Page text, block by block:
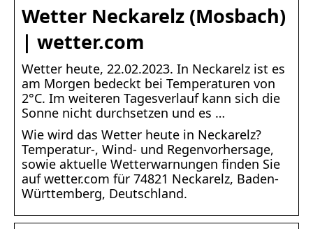
Wetter Neckarelz (Mosbach)
| wetter.com
Wetter heute, 22.02.2023. In Neckarelz ist es
am Morgen bedeckt bei Temperaturen von
2°C. Im weiteren Tagesverlauf kann sich die
Sonne nicht durchsetzen und es …
Wie wird das Wetter heute in Neckarelz?
Temperatur-, Wind- und Regenvorhersage,
sowie aktuelle Wetterwarnungen finden Sie
auf wetter.com für 74821 Neckarelz, Baden-
Württemberg, Deutschland.